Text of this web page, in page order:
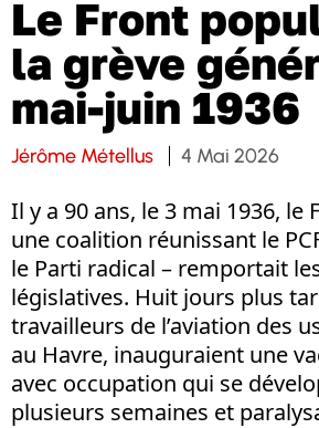
Le Front
la grève
mai-juin 1936
Jérôme Métellus 4 Mai 2026
Il y a 90 ans, le 3 mai 1936, le
une coalition réunissant le
le Parti radical – remportait
législatives. Huit jours plus
travailleurs de l’aviation des
au Havre, inauguraient une
avec occupation qui se
plusieurs semaines et